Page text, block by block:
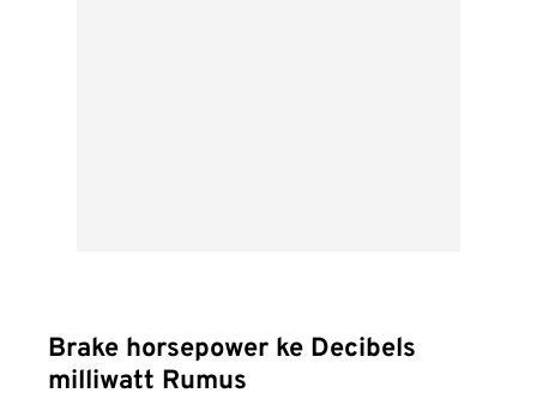
Brake horsepower ke Decibels
milliwatt Rumus